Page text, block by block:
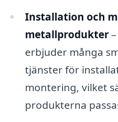
Installation och
metallprodukter–
erbjuder många
tjänster för
montering, vilket
produkterna